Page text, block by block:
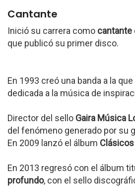
Cantante
Inició su carrera como cantante
que publicó su primer disco.
En 1993 creó una banda a la
dedicada a la música de
Director del sello Gaira Música
del fenómeno generado por su
En 2009 lanzó el álbum
En 2013 regresó con el álbum
profundo, con el sello